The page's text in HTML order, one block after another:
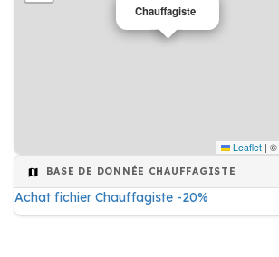
Chauffagiste
Leaflet | ©
BASE DE DONNÉE CHAUFFAGISTE
Achat fichier Chauffagiste -20%